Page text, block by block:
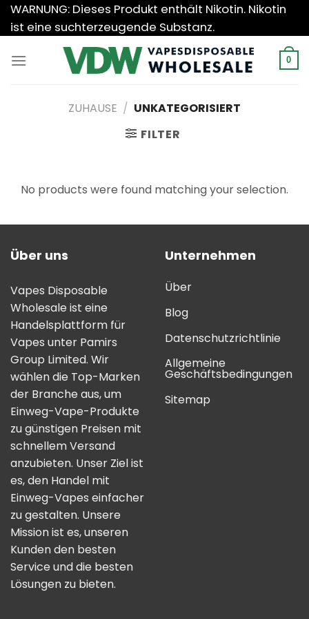
Zum
Inhalt
WARNUNG: Dieses Produkt enthält Nikotin. Nikotin
ist eine suchterzeugende Substanz.
0
ZUHAUSE / UNKATEGORISIERT
FILTER
No products were found matching your selection.
Über uns
Vapes Disposable
Wholesale ist eine
Handelsplattform für
Vapes unter Pamirs
Group Limited. Wir
wählen die Top-Marken
der Branche aus, um
Einweg-Vape-Produkte
zu günstigen Preisen mit
schnellem Versand
anzubieten. Unser Ziel ist
es, den Handel mit
Einweg-Vapes einfacher
zu gestalten. Unsere
Mission ist es, unseren
Kunden den besten
Service und die besten
Lösungen zu bieten.
Unternehmen
Über
Blog
Datenschutzrichtlinie
Allgemeine
Geschäftsbedingungen
Sitemap